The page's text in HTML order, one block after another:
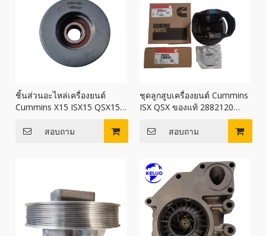
ชิ้นส่วนอะไหล่เครื่องยนต์
Cummins X15 ISX15 QSX15
สอบถาม
ชุดลูกสูบเครื่องยนต์ Cummins
ISX QSX ของแท้ 2882120
สอบถาม